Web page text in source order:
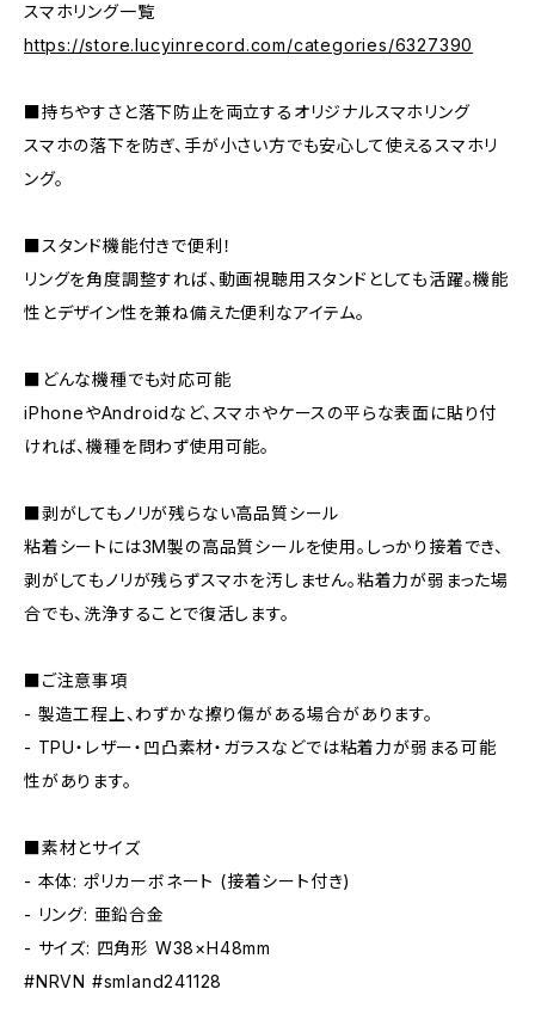
スマホリング一覧
https://store.lucyinrecord.com/categories/6327390
■持ちやすさと落下防止を両立するオリジナルスマホリング
スマホの落下を防ぎ、手が小さい方でも安心して使えるスマホリ
ング。
■スタンド機能付きで便利！
リングを角度調整すれば、動画視聴用スタンドとしても活躍。機能
性とデザイン性を兼ね備えた便利なアイテム。
■どんな機種でも対応可能
iPhoneやAndroidなど、スマホやケースの平らな表面に貼り付
ければ、機種を問わず使用可能。
■剥がしてもノリが残らない高品質シール
粘着シートには3M製の高品質シールを使用。しっかり接着でき、
剥がしてもノリが残らずスマホを汚しません。粘着力が弱まった場
合でも、洗浄することで復活します。
■ご注意事項
- 製造工程上、わずかな擦り傷がある場合があります。
- TPU・レザー・凹凸素材・ガラスなどでは粘着力が弱まる可能
性があります。
■素材とサイズ
- 本体: ポリカーボネート (接着シート付き)
- リング: 亜鉛合金
- サイズ: 四角形 W38×H48mm
#NRVN #smland241128